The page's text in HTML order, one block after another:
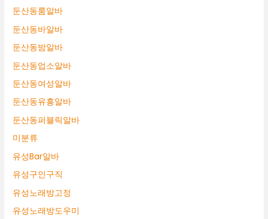
둔산동룸알바
둔산동바알바
둔산동밤알바
둔산동업소알바
둔산동여성알바
둔산동유흥알바
둔산동퍼블릭알바
미분류
유성Bar알바
유성구인구직
유성노래방고정
유성노래방도우미